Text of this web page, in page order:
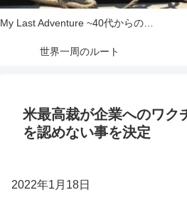
My Last Adventure ~40代からの世界一周旅行記~
世界一周のルート
米最高裁が企業へのワク
を認めない事を決定
2022年1月18日